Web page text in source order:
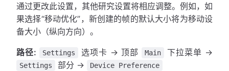
通过更改此设置，其他研究设置将相应调整。例如，如
果选择“移动优化”，新创建的帧的默认大小将为移动设
备大小（纵向方向）。
路径: Settings 选项卡 → 顶部 Main 下拉菜单 →
Settings 部分 → Device Preference